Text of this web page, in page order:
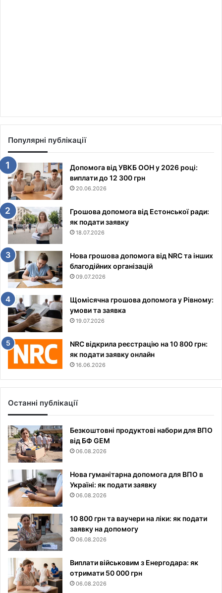
Популярні публікації
Допомога від УВКБ ООН у 2026 році:
виплати до 12 300 грн
20.06.2026
Грошова допомога від Естонської ради:
як подати заявку
18.07.2026
Нова грошова допомога від NRC та інших
благодійних організацій
09.07.2026
Щомісячна грошова допомога у Рівному:
умови та заявка
19.07.2026
NRC відкрила реєстрацію на 10 800 грн:
як подати заявку онлайн
16.06.2026
Останні публікації
Безкоштовні продуктові набори для ВПО
від БФ GEM
06.08.2026
Нова гуманітарна допомога для ВПО в
Україні: як подати заявку
06.08.2026
10 800 грн та ваучери на ліки: як подати
заявку на допомогу
06.08.2026
Виплати військовим з Енергодара: як
отримати 50 000 грн
06.08.2026